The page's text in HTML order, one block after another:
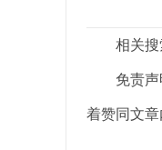
相关搜
免责
着赞同文章